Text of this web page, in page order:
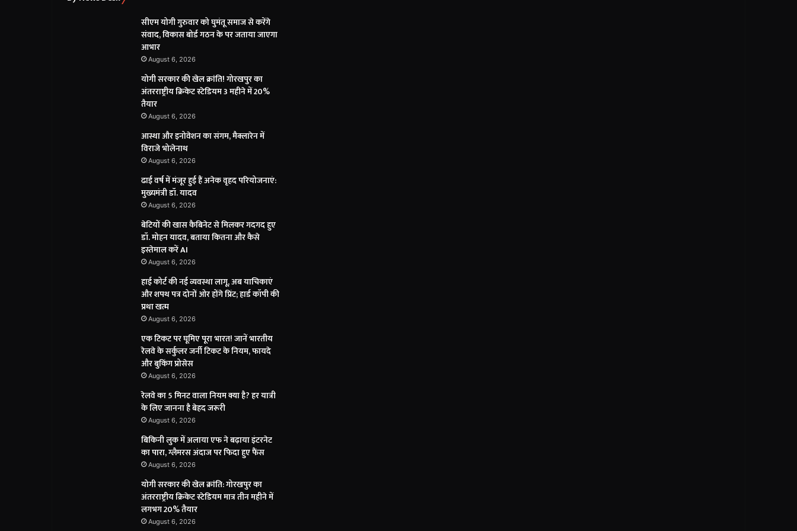
सीएम योगी गुरुवार को घुमंतू समाज से करेंगे
संवाद, विकास बोर्ड गठन के पर जताया जाएगा
आभार
August 6, 2026
योगी सरकार की खेल क्रांति! गोरखपुर का
अंतरराष्ट्रीय क्रिकेट स्टेडियम 3 महीने में 20%
तैयार
August 6, 2026
आस्था और इनोवेशन का संगम, मैक्लारेन में
विराजे भोलेनाथ
August 6, 2026
ढाई वर्ष में मंजूर हुई हैं अनेक वृहद परियोजनाएं:
मुख्यमंत्री डॉ. यादव
August 6, 2026
बेटियों की खास कैबिनेट से मिलकर गदगद हुए
डॉ. मोहन यादव, बताया कितना और कैसे
इस्तेमाल करें AI
August 6, 2026
हाई कोर्ट की नई व्यवस्था लागू, अब याचिकाएं
और शपथ पत्र दोनों ओर होंगे प्रिंट; हार्ड कॉपी की
प्रथा खत्म
August 6, 2026
एक टिकट पर घूमिए पूरा भारत! जानें भारतीय
रेलवे के सर्कुलर जर्नी टिकट के नियम, फायदे
और बुकिंग प्रोसेस
August 6, 2026
रेलवे का 5 मिनट वाला नियम क्या है? हर यात्री
के लिए जानना है बेहद जरूरी
August 6, 2026
बिकिनी लुक में अलाया एफ ने बढ़ाया इंटरनेट
का पारा, ग्लैमरस अंदाज पर फिदा हुए फैंस
August 6, 2026
योगी सरकार की खेल क्रांति: गोरखपुर का
अंतरराष्ट्रीय क्रिकेट स्टेडियम मात्र तीन महीने में
लगभग 20% तैयार
August 6, 2026